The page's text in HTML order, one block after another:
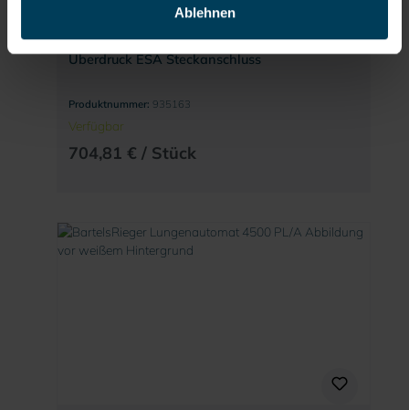
Ablehnen
Druckluft-Schlauchgerät 4500 PL/BN
Überdruck ESA Steckanschluss
Produktnummer: 935163
Verfügbar
704,81 € / Stück